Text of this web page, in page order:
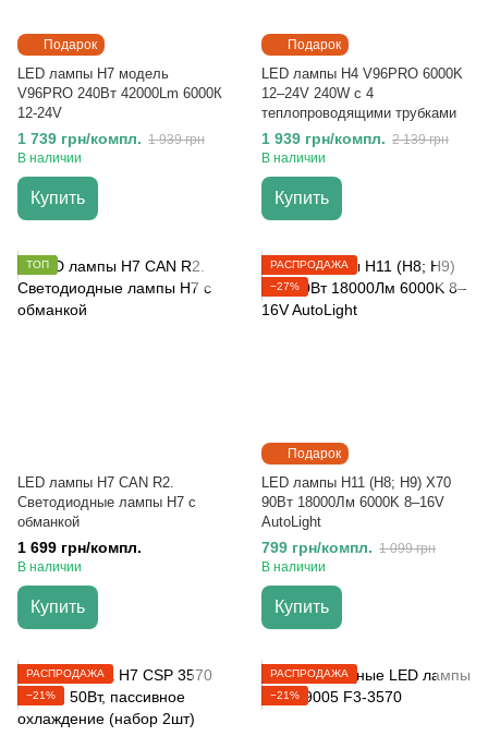
Подарок
LED лампы H7 модель
V96PRO 240Вт 42000Lm 6000К
12-24V
1 739 грн/компл. 1 939 грн
В наличии
Купить
Подарок
LED лампы H4 V96PRO 6000K
12–24V 240W с 4
теплопроводящими трубками
1 939 грн/компл. 2 139 грн
В наличии
Купить
ТОП
LED лампы H7 CAN R2.
Светодиодные лампы H7 с
обманкой
1 699 грн/компл.
В наличии
Купить
Подарок
РАСПРОДАЖА
−27%
LED лампы H11 (H8; H9) X70
90Вт 18000Лм 6000K 8–16V
AutoLight
799 грн/компл. 1 099 грн
В наличии
Купить
РАСПРОДАЖА
−21%
РАСПРОДАЖА
−21%